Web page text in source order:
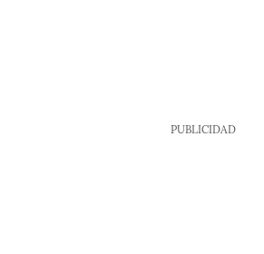
PUBLICIDAD